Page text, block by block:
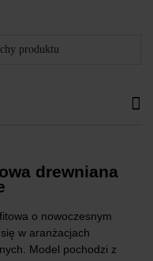
produktu
drewniana
o nowoczesnym
w aranżacjach
Model pochodzi z